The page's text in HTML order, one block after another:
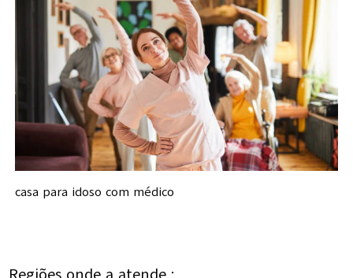
casa para idoso com médico